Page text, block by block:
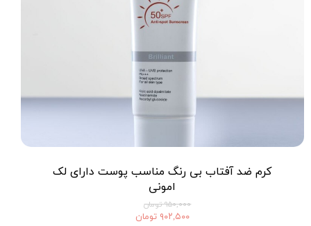
کرم ضد آفتاب بی رنگ مناسب پوست داراى لک
امونی
۹۵۰,۰۰۰ تومان
۹۰۲,۵۰۰ تومان